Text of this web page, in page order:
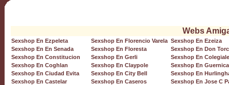
Webs
Sexshop En Ezpeleta Sexshop En Florencio Varela Sexshop En Ezeiza
Sexshop En En Senada
Sexshop En Floresta
Sexshop En Don
Sexshop En Constitucion
Sexshop En Gerli
Sexshop En
Sexshop En Coghlan
Sexshop En Claypole
Sexshop En Guernica
Sexshop En Ciudad Evita
Sexshop En City Bell
Sexshop En
Sexshop En Castelar
Sexshop En Caseros
Sexshop En Jose C